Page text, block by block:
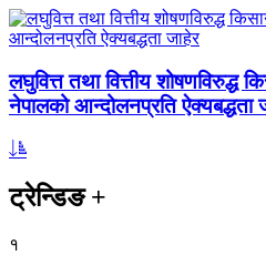
लघुवित्त तथा वित्तीय शोषणविरुद्ध
नेपालको आन्दोलनप्रति ऐक्यबद्धता
ट्रेन्डिङ+
१